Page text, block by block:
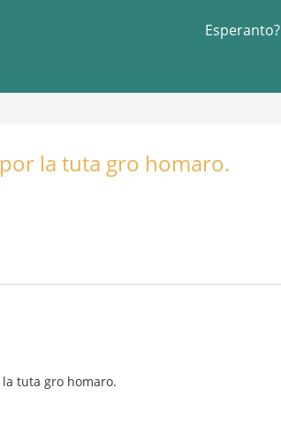
Esperanto?
la tuta gro homaro.
la tuta gro homaro.